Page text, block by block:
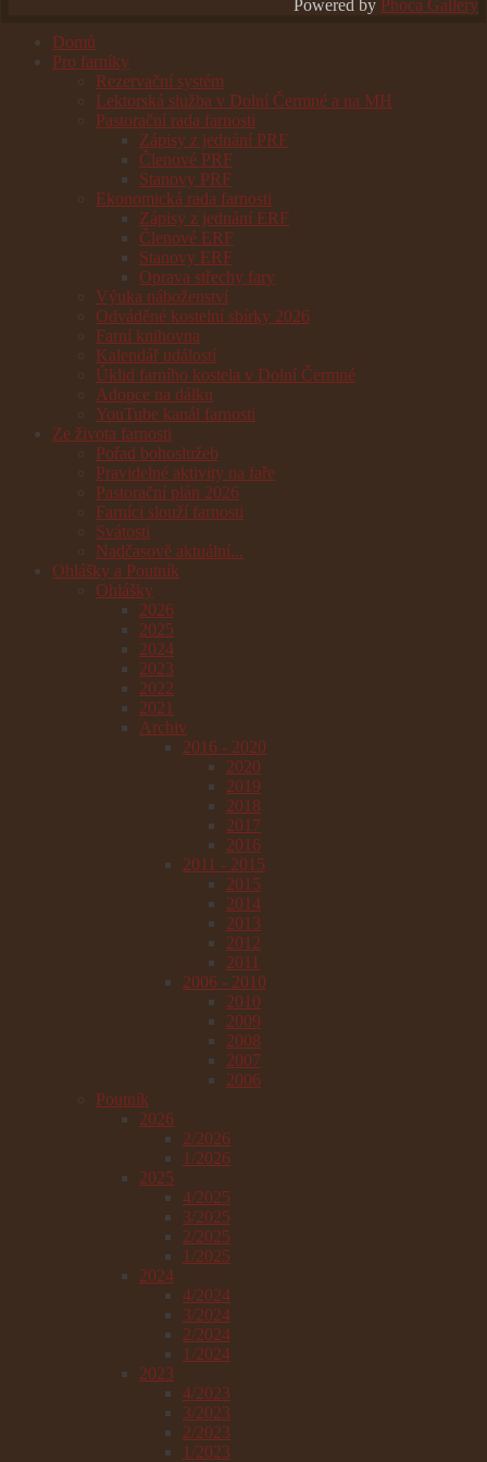
Powered by Phoca Gallery
Domů
Pro farníky
Rezervační systém
Lektorská služba v Dolní Čermné a na MH
Pastorační rada farnosti
Zápisy z jednání PRF
Členové PRF
Stanovy PRF
Ekonomická rada farnosti
Zápisy z jednání ERF
Členové ERF
Stanovy ERF
Oprava střechy fary
Výuka náboženství
Odváděné kostelní sbírky 2026
Farní knihovna
Kalendář událostí
Úklid farního kostela v Dolní Čermné
Adopce na dálku
YouTube kanál farnosti
Ze života farnosti
Pořad bohoslužeb
Pravidelné aktivity na faře
Pastorační plán 2026
Farníci slouží farnosti
Svátosti
Nadčasově aktuální...
Ohlášky a Poutník
Ohlášky
2026
2025
2024
2023
2022
2021
Archiv
2016 - 2020
2020
2019
2018
2017
2016
2011 - 2015
2015
2014
2013
2012
2011
2006 - 2010
2010
2009
2008
2007
2006
Poutník
2026
2/2026
1/2026
2025
4/2025
3/2025
2/2025
1/2025
2024
4/2024
3/2024
2/2024
1/2024
2023
4/2023
3/2023
2/2023
1/2023